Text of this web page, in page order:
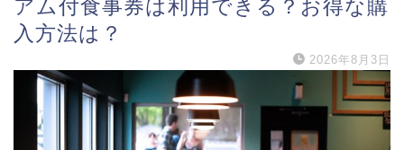
アム付食事券は利用できる？お得な購
入方法は？
2026年8月3日